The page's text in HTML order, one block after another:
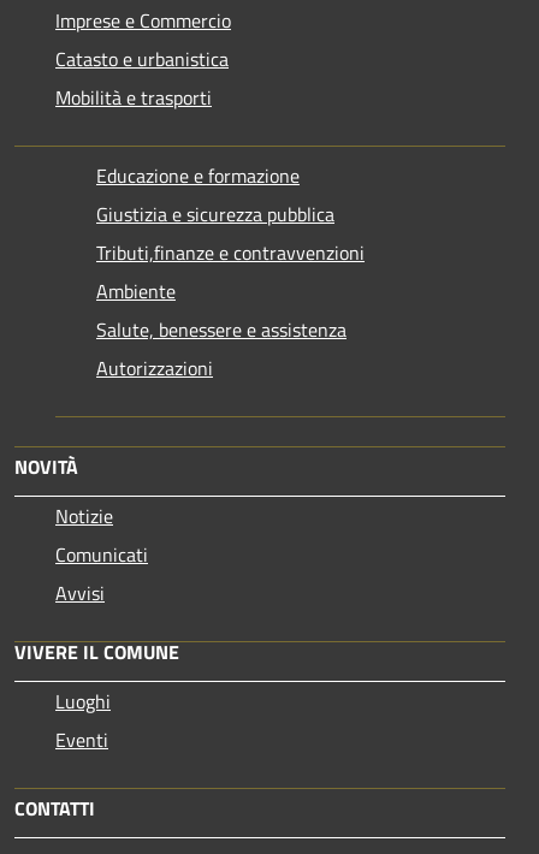
Imprese e Commercio
Catasto e urbanistica
Mobilità e trasporti
Educazione e formazione
Giustizia e sicurezza pubblica
Tributi,finanze e contravvenzioni
Ambiente
Salute, benessere e assistenza
Autorizzazioni
NOVITÀ
Notizie
Comunicati
Avvisi
VIVERE IL COMUNE
Luoghi
Eventi
CONTATTI